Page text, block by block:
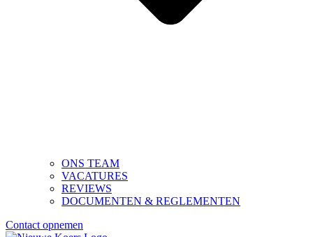
ONS TEAM
VACATURES
REVIEWS
DOCUMENTEN & REGLEMENTEN
Contact opnemen